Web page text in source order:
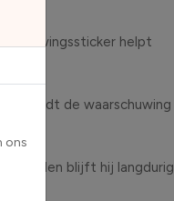
helpt
wordt de waarschuwing
blijft hij langdurig
ons